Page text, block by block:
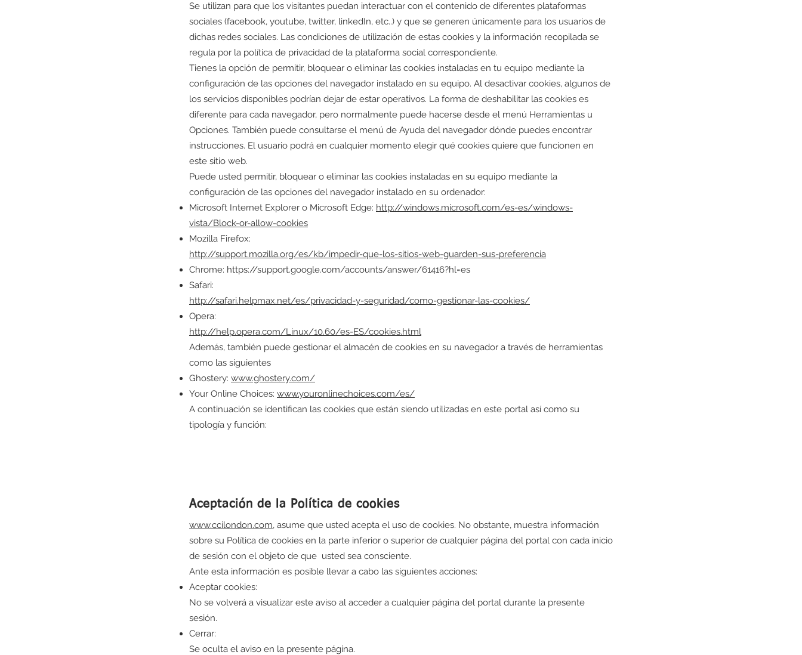
Se utilizan para que los visitantes puedan interactuar con el contenido de diferentes plataformas
sociales (facebook, youtube, twitter, linkedIn, etc..) y que se generen únicamente para los usuarios de
dichas redes sociales. Las condiciones de utilización de estas cookies y la información recopilada se
regula por la política de privacidad de la plataforma social correspondiente.
Tienes la opción de permitir, bloquear o eliminar las cookies instaladas en tu equipo mediante la
configuración de las opciones del navegador instalado en su equipo. Al desactivar cookies, algunos de
los servicios disponibles podrían dejar de estar operativos. La forma de deshabilitar las cookies es
diferente para cada navegador, pero normalmente puede hacerse desde el menú Herramientas u
Opciones. También puede consultarse el menú de Ayuda del navegador dónde puedes encontrar
instrucciones. El usuario podrá en cualquier momento elegir qué cookies quiere que funcionen en
este sitio web.
Puede usted permitir, bloquear o eliminar las cookies instaladas en su equipo mediante la
configuración de las opciones del navegador instalado en su ordenador:
Microsoft Internet Explorer o Microsoft Edge: http://windows.microsoft.com/es-es/windows-
vista/Block-or-allow-cookies
Mozilla Firefox:
http://support.mozilla.org/es/kb/impedir-que-los-sitios-web-guarden-sus-preferencia
Chrome: https://support.google.com/accounts/answer/61416?hl=es
Safari:
http://safari.helpmax.net/es/privacidad-y-seguridad/como-gestionar-las-cookies/
Opera:
http://help.opera.com/Linux/10.60/es-ES/cookies.html
Además, también puede gestionar el almacén de cookies en su navegador a través de herramientas
como las siguientes
Ghostery: www.ghostery.com/
Your Online Choices: www.youronlinechoices.com/es/
A continuación se identifican las cookies que están siendo utilizadas en este portal así como su
tipología y función:
Aceptación de la Política de cookies
www.ccilondon.com, asume que usted acepta el uso de cookies. No obstante, muestra información
sobre su Política de cookies en la parte inferior o superior de cualquier página del portal con cada inicio
de sesión con el objeto de que usted sea consciente.
Ante esta información es posible llevar a cabo las siguientes acciones:
Aceptar cookies:
No se volverá a visualizar este aviso al acceder a cualquier página del portal durante la presente
sesión.
Cerrar:
Se oculta el aviso en la presente página.